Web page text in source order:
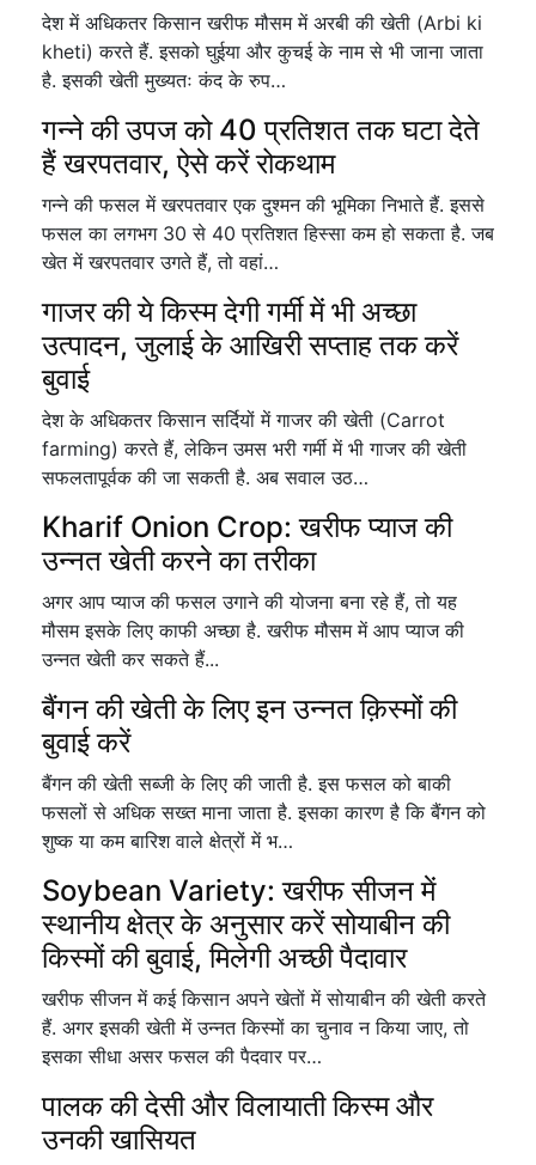
देश में अधिकतर किसान खरीफ मौसम में अरबी की खेती (Arbi ki
kheti) करते हैं. इसको घुईया और कुचई के नाम से भी जाना जाता
है. इसकी खेती मुख्यतः कंद के रुप…
गन्ने की उपज को 40 प्रतिशत तक घटा देते
हैं खरपतवार, ऐसे करें रोकथाम
गन्ने की फसल में खरपतवार एक दुश्मन की भूमिका निभाते हैं. इससे
फसल का लगभग 30 से 40 प्रतिशत हिस्सा कम हो सकता है. जब
खेत में खरपतवार उगते हैं, तो वहां…
गाजर की ये किस्म देगी गर्मी में भी अच्छा
उत्पादन, जुलाई के आखिरी सप्ताह तक करें
बुवाई
देश के अधिकतर किसान सर्दियों में गाजर की खेती (Carrot
farming) करते हैं, लेकिन उमस भरी गर्मी में भी गाजर की खेती
सफलतापूर्वक की जा सकती है. अब सवाल उठ…
Kharif Onion Crop: खरीफ प्याज की
उन्नत खेती करने का तरीका
अगर आप प्याज की फसल उगाने की योजना बना रहे हैं, तो यह
मौसम इसके लिए काफी अच्छा है. खरीफ मौसम में आप प्याज की
उन्नत खेती कर सकते हैं...
बैंगन की खेती के लिए इन उन्नत क़िस्मों की
बुवाई करें
बैंगन की खेती सब्जी के लिए की जाती है. इस फसल को बाकी
फसलों से अधिक सख्त माना जाता है. इसका कारण है कि बैंगन को
शुष्क या कम बारिश वाले क्षेत्रों में भ…
Soybean Variety: खरीफ सीजन में
स्थानीय क्षेत्र के अनुसार करें सोयाबीन की
किस्मों की बुवाई, मिलेगी अच्छी पैदावार
खरीफ सीजन में कई किसान अपने खेतों में सोयाबीन की खेती करते
हैं. अगर इसकी खेती में उन्नत किस्मों का चुनाव न किया जाए, तो
इसका सीधा असर फसल की पैदवार पर…
पालक की देसी और विलायाती किस्म और
उनकी खासियत